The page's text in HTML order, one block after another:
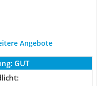
Angebote
GUT